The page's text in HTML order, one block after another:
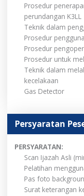
Prosedur
perundangan K3LL
Teknik dalam
Prosedur
Prosedur
Prosedur untuk
Teknik dalam
kecelakaan
Gas Detector
Persyaratan
PERSYARATAN:
Scan Ijazah Asli
Pelatihan
Pas foto
Surat keterangan